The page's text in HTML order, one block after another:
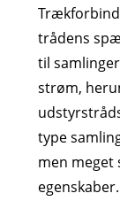
trådens
til
strøm,
type
men meget